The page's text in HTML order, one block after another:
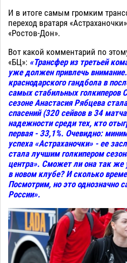
И в итоге самым громким
переход вратаря «Астраханочки»
«Ростов-Дон».
Вот какой комментарий по
«БЦ»: «Трансфер из третьей
уже должен привлечь
краснодарского гандбола в
самых стабильных голкиперов
сезоне Анастасия Рябцева
спасений (320 сейвов в 34
надежности среди тех, кто
первая - 33,1%. Очевидно:
успеха «Астраханочки» - ее
стала лучшим голкипером
центра». Сможет ли она так же
в новом клубе? И сколько
Посмотрим, но это однозначно
России».